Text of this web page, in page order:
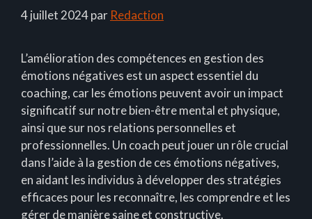
4 juillet 2024par Redaction
L’amélioration des compétences en gestion des
émotions négatives est un aspect essentiel du
coaching, car les émotions peuvent avoir un impact
significatif sur notre bien-être mental et physique,
ainsi que sur nos relations personnelles et
professionnelles. Un coach peut jouer un rôle crucial
dans l’aide à la gestion de ces émotions négatives,
en aidant les individus à développer des stratégies
efficaces pour les reconnaître, les comprendre et les
gérer de manière saine et constructive.